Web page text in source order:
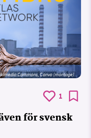
Commons, Canva (montage)
1
för svensk